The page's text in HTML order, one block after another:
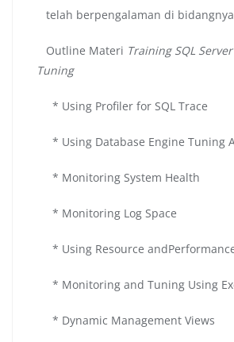
telah berpengalaman di
Outline Materi Training SQL
Tuning
* Using Profiler for SQL Trace
* Using Database Engine Tuning
* Monitoring System Health
* Monitoring Log Space
* Using Resource
* Monitoring and Tuning Using
* Dynamic Management Views